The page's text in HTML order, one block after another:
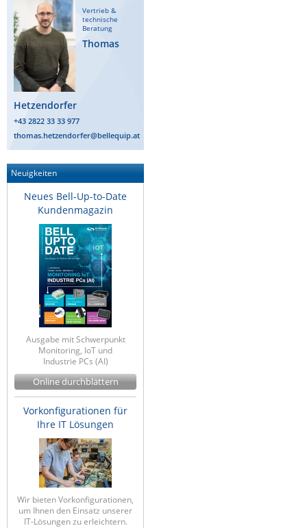
News zu unseren Herstellern
Vertrieb &
technische
Beratung
Thomas
Hetzendorfer
+43 2822 33 33 977
thomas.hetzendorfer@bellequip.at
Neuigkeiten
Neues Bell-Up-to-Date
Kundenmagazin
Ausgabe mit Schwerpunkt
Monitoring, IoT und
Industrie PCs (AI)
Online durchblättern
Vorkonfigurationen für
Ihre IT Lösungen
Wir bieten Vorkonfigurationen,
um Ihnen den Einsatz unserer
IT-Lösungen zu erleichtern.